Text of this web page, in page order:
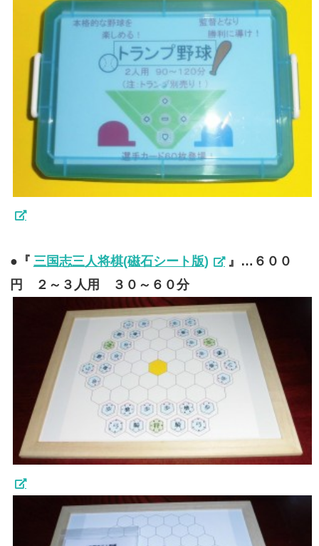
●『 三国志三人将棋(磁石シート版)
』…６００
円 ２～３人用 ３０～６０分